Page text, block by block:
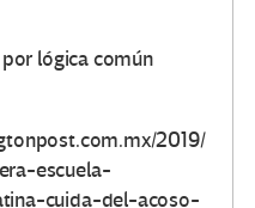
lógica común
2019/
escuela-
cuida-del-acoso-